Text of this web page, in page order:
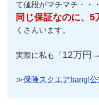
て値段がマチマチ・・・
同じ保証なのに、
くさんいます。
実際に私も「 12万円
≫保険スクエアbang!公